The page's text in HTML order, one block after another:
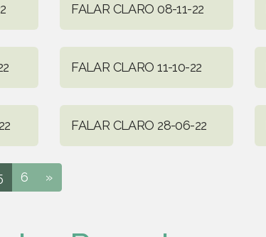
FALAR CLARO 08-11-22
FALAR CLARO 11-10-22
FALAR CLARO 28-06-22
6 »